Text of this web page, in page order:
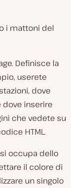
i mattoni del
Definisce la
userete
dove
dove inserire
che vedete su
HTML.
occupa dello
il colore di
un singolo